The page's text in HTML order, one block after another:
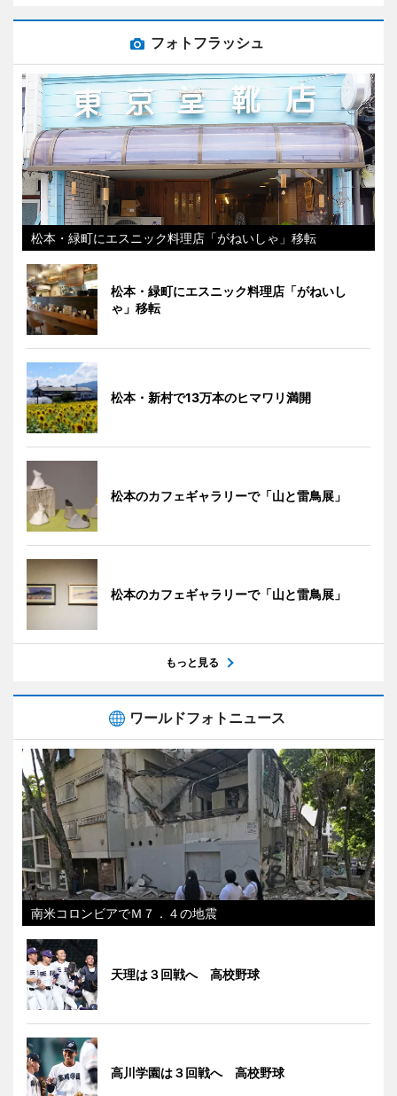
フォトフラッシュ
松本・緑町にエスニック料理店「がねいしゃ」移転
松本・緑町にエスニック料理店「がねいし
ゃ」移転
松本・新村で13万本のヒマワリ満開
松本のカフェギャラリーで「山と雷鳥展」
松本のカフェギャラリーで「山と雷鳥展」
もっと見る
ワールドフォトニュース
南米コロンビアでＭ７．４の地震
天理は３回戦へ 高校野球
高川学園は３回戦へ 高校野球